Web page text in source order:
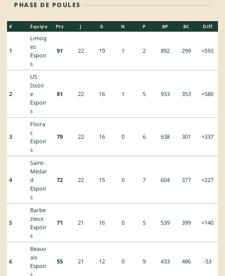
PHASE DE POULES
# Équipe Pts J G N P BP BC Diff
1
Limog
es
Espoir
s
91 22 19 1 2 892 299 +593
2
US
Issoir
e
Espoir
s
81 22 16 1 5 933 353 +580
3
Floira
c
Espoir
s
79 22 16 0 6 638 301 +337
4
Saint-
Médar
d
Espoir
s
72 22 15 0 7 604 377 +227
5
Barbe
zieux
Espoir
s
71 21 16 0 5 539 399 +140
6
Beauv
ais
Espoir
s
55 21 12 0 9 433 486 -53